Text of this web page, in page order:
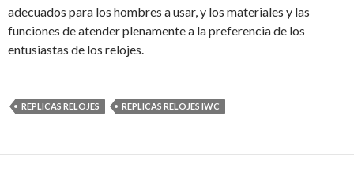
adecuados para los hombres a usar, y los materiales y las
funciones de atender plenamente a la preferencia de los
entusiastas de los relojes.
REPLICAS RELOJES REPLICAS RELOJES IWC